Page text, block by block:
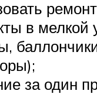
в мелкой
за один